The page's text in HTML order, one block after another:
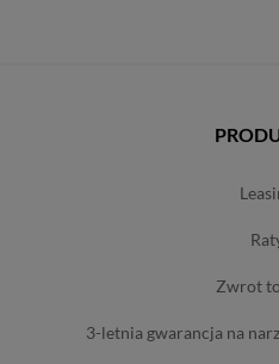
zwrot
3-letnia gwarancja na